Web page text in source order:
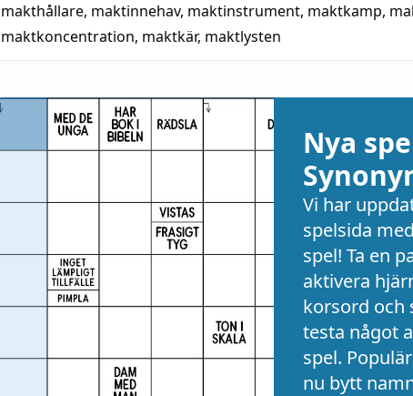
makthållare, maktinnehav, maktinstrument, maktkamp,
maktkoncentration, maktkär, maktlysten
Nya
Vi har
spelsida
spel! Ta en
aktivera
korsord och
testa något
spel.
nu bytt